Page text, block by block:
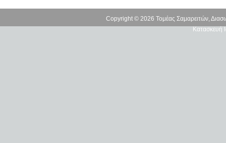
Copyright © 2026 Τομέας Σαμαρειτών,
Κατασκευή